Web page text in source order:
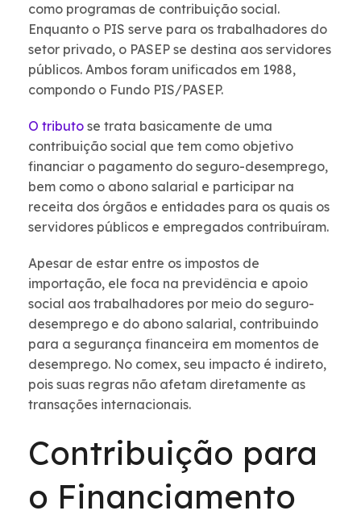
como programas de contribuição social.
Enquanto o PIS serve para os trabalhadores do
setor privado, o PASEP se destina aos servidores
públicos. Ambos foram unificados em 1988,
compondo o Fundo PIS/PASEP.
O tributo se trata basicamente de uma
contribuição social que tem como objetivo
financiar o pagamento do seguro-desemprego,
bem como o abono salarial e participar na
receita dos órgãos e entidades para os quais os
servidores públicos e empregados contribuíram.
Apesar de estar entre os impostos de
importação, ele foca na previdência e apoio
social aos trabalhadores por meio do seguro-
desemprego e do abono salarial, contribuindo
para a segurança financeira em momentos de
desemprego. No comex, seu impacto é indireto,
pois suas regras não afetam diretamente as
transações internacionais.
Contribuição para
o Financiamento